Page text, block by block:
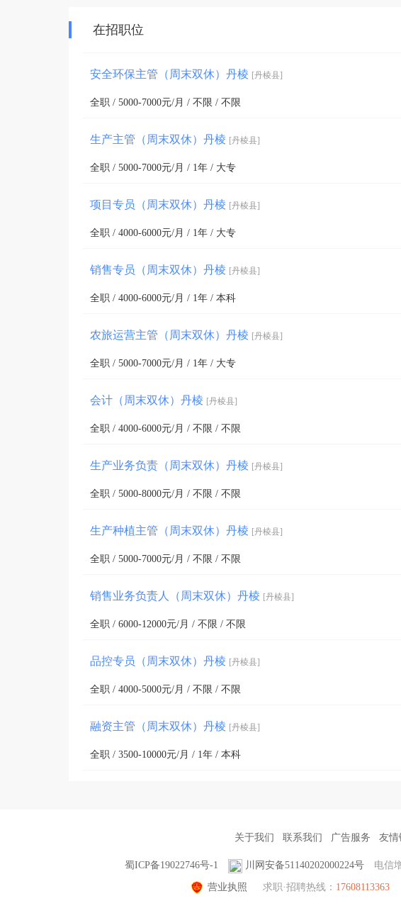
在招职位
安全环保主管（周末双休）丹棱 [丹棱县]
全职 / 5000-7000元/月 / 不限 / 不限
生产主管（周末双休）丹棱 [丹棱县]
全职 / 5000-7000元/月 / 1年 / 大专
项目专员（周末双休）丹棱 [丹棱县]
全职 / 4000-6000元/月 / 1年 / 大专
销售专员（周末双休）丹棱 [丹棱县]
全职 / 4000-6000元/月 / 1年 / 本科
农旅运营主管（周末双休）丹棱 [丹棱县]
全职 / 5000-7000元/月 / 1年 / 大专
会计（周末双休）丹棱 [丹棱县]
全职 / 4000-6000元/月 / 不限 / 不限
生产业务负责（周末双休）丹棱 [丹棱县]
全职 / 5000-8000元/月 / 不限 / 不限
生产种植主管（周末双休）丹棱 [丹棱县]
全职 / 5000-7000元/月 / 不限 / 不限
销售业务负责人（周末双休）丹棱 [丹棱县]
全职 / 6000-12000元/月 / 不限 / 不限
品控专员（周末双休）丹棱 [丹棱县]
全职 / 4000-5000元/月 / 不限 / 不限
融资主管（周末双休）丹棱 [丹棱县]
全职 / 3500-10000元/月 / 1年 / 本科
关于我们 联系我们 广告服务 友情
蜀ICP备19022746号-1 川网安备51140202000224号 电信
营业执照 求职·招聘热线： 17608113363